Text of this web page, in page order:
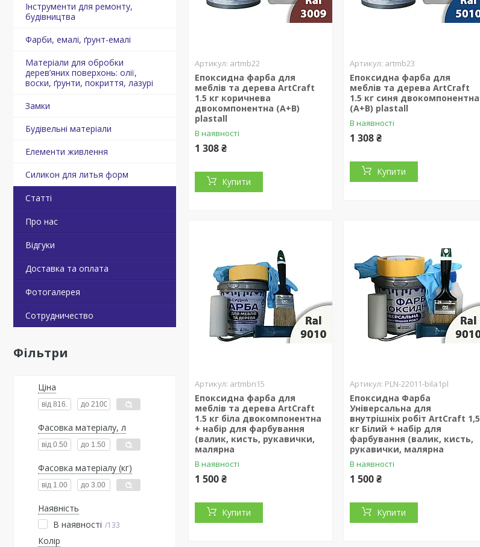
Інструменти для ремонту,
будівництва
Фарби, емалі, ґрунт-емалі
Матеріали для обробки
дерев’яних поверхонь: олії,
воски, ґрунти, покриття, лазурі
Замки
Будівельні матеріали
Елементи живлення
Силикон для литья форм
Статті
Про нас
Відгуки
Доставка та оплата
Фотогалерея
Сотрудничество
Фільтри
Ціна
Фасовка матеріалу, л
Фасовка матеріалу (кг)
Наявність
В наявності
133
Колір
artmb22
Епоксидна фарба для
меблів та дерева ArtCraft
1.5 кг коричнева
двокомпонентна (А+В)
plastall
В наявності
1 308 ₴
Купити
artmb23
Епоксидна фарба для
меблів та дерева ArtCraft
1.5 кг синя двокомпонентна
(А+В) plastall
В наявності
1 308 ₴
Купити
artmbn15
Епоксидна фарба для
меблів та дерева ArtCraft
1.5 кг біла двокомпонентна
+ набір для фарбування
(валик, кисть, рукавички,
малярна
В наявності
1 500 ₴
Купити
PLN-22011-bila1pl
Епоксидна Фарба
Універсальна для
внутрішніх робіт ArtCraft 1,5
кг Білий + набір для
фарбування (валик, кисть,
рукавички, малярна
В наявності
1 500 ₴
Купити